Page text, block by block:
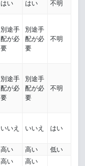
はい はい 不明
別途手
配が必
要
別途手
配が必
要
不明
別途手
配が必
要
別途手
配が必
要
不明
いいえ いいえ はい
高い 高い 低い
高い
高い